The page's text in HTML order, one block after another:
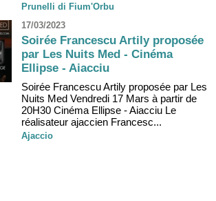
Prunelli di Fium'Orbu
17/03/2023
Soirée Francescu Artily proposée
par Les Nuits Med - Cinéma
Ellipse - Aiacciu
Soirée Francescu Artily proposée par Les
Nuits Med Vendredi 17 Mars à partir de
20H30 Cinéma Ellipse - Aiacciu Le
réalisateur ajaccien Francesc...
Ajaccio